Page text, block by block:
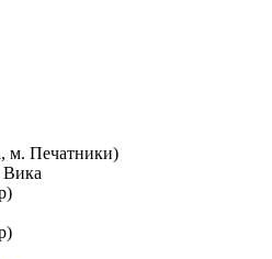
м. Печатники)
Вика